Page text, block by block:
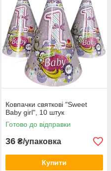
Ковпачки святкові "Sweet
Baby girl", 10 штук
Готово до відправки
36 ₴/упаковка
Купити